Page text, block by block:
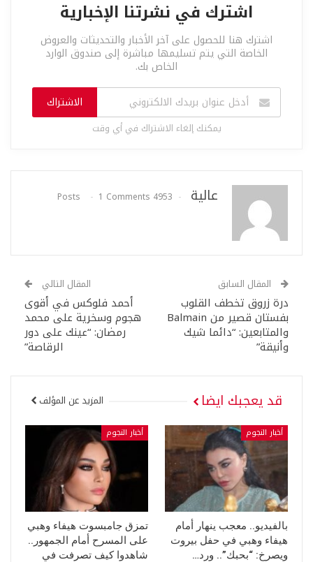
اشترك في نشرتنا الإخبارية
اشترك هنا للحصول على آخر الأخبار والتحديثات والعروض
الخاصة التي يتم تسليمها مباشرة إلى صندوق الوارد
الخاص بك.
الاشتراك
يمكنك إلغاء الاشتراك في أي وقت
عالية 4953 Posts
1 Comments
المقال السابق
درة زروق تخطف القلوب
بفستان قصير من Balmain
والمتابعين: “دائما شيك
وأنيقة”
المقال التالي
أحمد فلوكس في أقوى
هجوم وسخرية على محمد
رمضان: “عينك على دور
الرقاصة”
قد يعجبك ايضا المزيد عن المؤلف
أخبار النجوم
بالفيديو.. معجب ينهار أمام
هيفاء وهبي في حفل بيروت
ويصرخ: “بحبك”.. ورد…
أخبار النجوم
تمزق جامبسوت هيفاء وهبي
على المسرح أمام الجمهور..
شاهدوا كيف تصرفت في